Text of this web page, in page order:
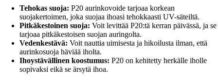
Tehokas suoja: P20 aurinkovoide tarjoaa korkean
suojakertoimen, joka suojaa ihoasi tehokkaasti UV-säteiltä.
Pitkäkestoinen suoja: Voit levittää P20:tä kerran päivässä, ja se
tarjoaa pitkäkestoisen suojan auringolta.
Vedenkestävä: Voit nauttia uimisesta ja hikoilusta ilman, että
aurinkosuoja häviää iholta.
Ihoystävällinen koostumus: P20 on kehitetty herkälle iholle
sopivaksi eikä se ärsytä ihoa.